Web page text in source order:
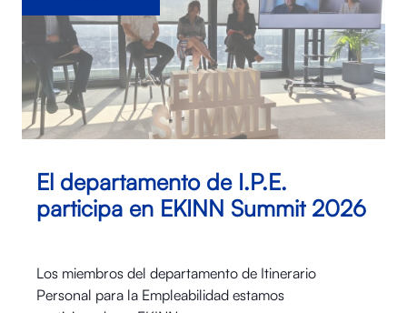
El departamento de I.P.E.
participa en EKINN Summit 2026
Los miembros del departamento de Itinerario
Personal para la Empleabilidad estamos